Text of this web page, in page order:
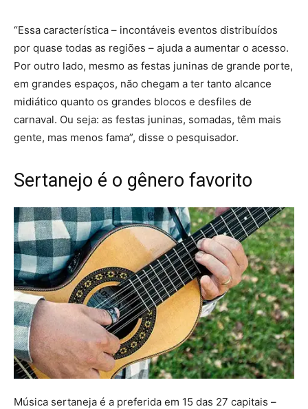
“Essa característica – incontáveis eventos distribuídos
por quase todas as regiões – ajuda a aumentar o acesso.
Por outro lado, mesmo as festas juninas de grande porte,
em grandes espaços, não chegam a ter tanto alcance
midiático quanto os grandes blocos e desfiles de
carnaval. Ou seja: as festas juninas, somadas, têm mais
gente, mas menos fama”, disse o pesquisador.
Sertanejo é o gênero favorito
Música sertaneja é a preferida em 15 das 27 capitais –